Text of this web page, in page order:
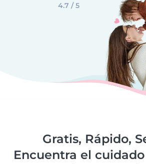
4.7 / 5
Gratis, Rápido,
Encuentra el